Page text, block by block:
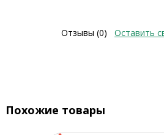
Отзывы (0) Оставить
Похожие товары